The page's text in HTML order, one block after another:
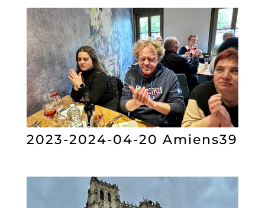
2023-2024-04-20 Amiens39